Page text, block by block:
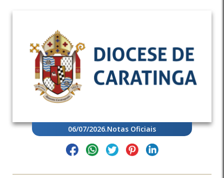
06/07/2026.Notas Oficiais